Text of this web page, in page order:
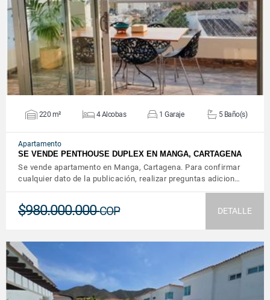
VER DETALLES
220 m² 4 Alcobas 1 Garaje 5 Baño(s)
Apartamento
SE VENDE PENTHOUSE DUPLEX EN MANGA, CARTAGENA
Se vende apartamento en Manga, Cartagena. Para confirmar
cualquier dato de la publicación, realizar preguntas adicion…
$980.000.000COP DETALLE